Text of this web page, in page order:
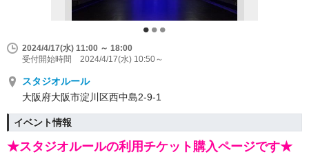
2024/4/17(水) 11:00 ～ 18:00
受付開始時間 2024/4/17(水) 10:50～
スタジオルール
大阪府大阪市淀川区西中島2-9-1
イベント情報
★スタジオルールの利用チケット購入ページです★